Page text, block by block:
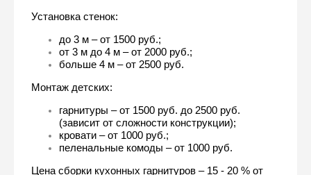
Установка стенок:
до 3 м – от 1500 руб.;
от 3 м до 4 м – от 2000 руб.;
больше 4 м – от 2500 руб.
Монтаж детских:
гарнитуры – от 1500 руб. до 2500 руб.
(зависит от сложности конструкции);
кровати – от 1000 руб.;
пеленальные комоды – от 1000 руб.
Цена сборки кухонных гарнитуров – 15 - 20 % от